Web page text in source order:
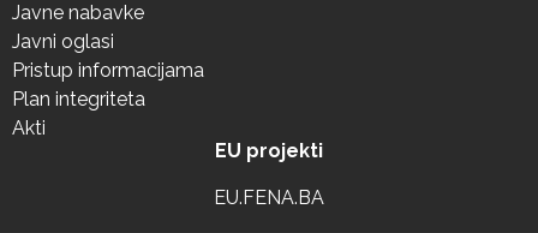
Javne nabavke
Javni oglasi
Pristup informacijama
Plan integriteta
Akti
EU projekti
EU.FENA.BA